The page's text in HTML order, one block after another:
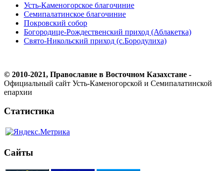
Усть-Каменогорское благочиние
Семипалатинское благочиние
Покровский собор
Богородице-Рождественский приход (Аблакетка)
Свято-Никольский приход (с.Бородулиха)
© 2010-2021, Православие в Восточном Казахстане -
Официальный сайт Усть-Каменогорской и Семипалатинской
епархии
Статистика
Сайты